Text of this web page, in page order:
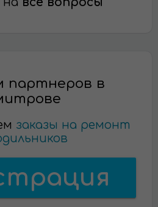
партнеров в
заказы на ремонт